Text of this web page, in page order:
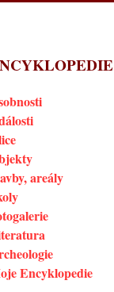
areály
Encyklopedie